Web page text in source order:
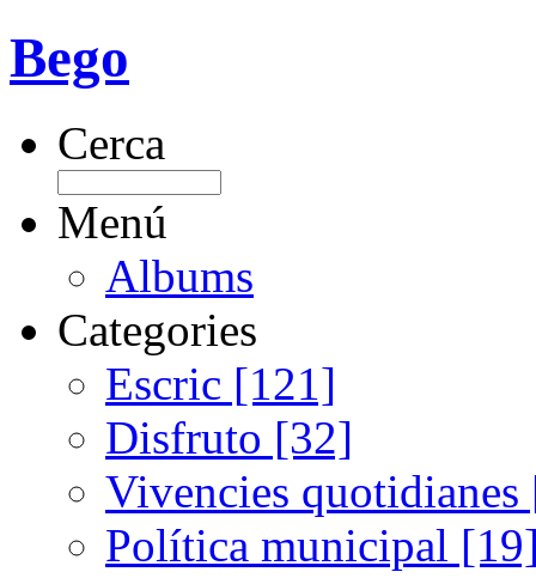
Bego
Cerca
Menú
Albums
Categories
Escric [121]
Disfruto [32]
Vivencies
Política municipal